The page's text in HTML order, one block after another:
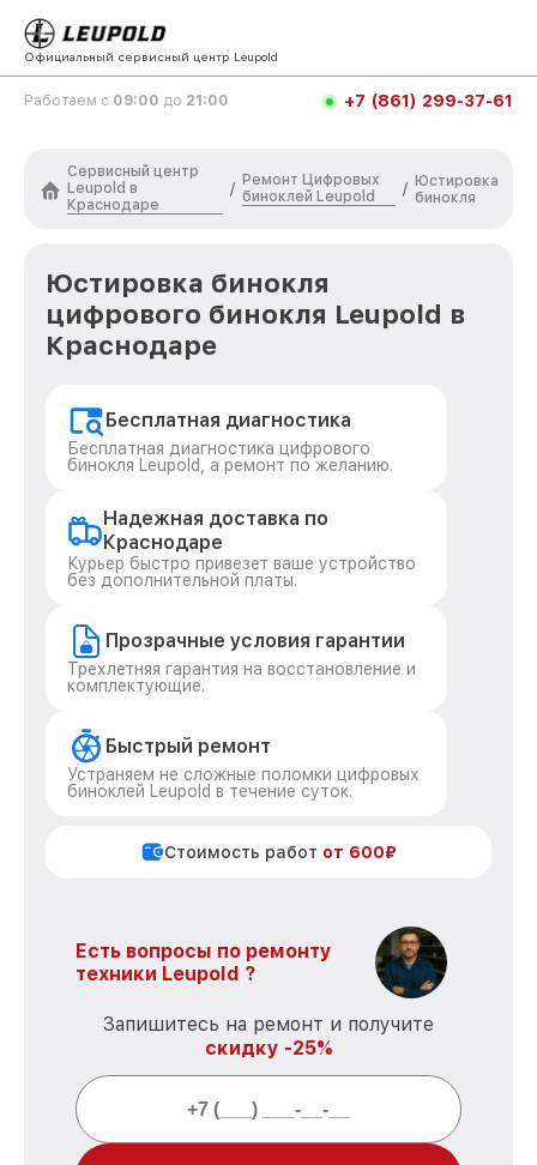
Официальный сервисный центр Leupold
Работаем с 09:00 до 21:00 +7 (861) 299-37-61
Сервисный центр
Leupold в
Краснодаре
/
Ремонт Цифровых
биноклей Leupold
/ Юстировка
бинокля
Юстировка бинокля
цифрового бинокля Leupold в
Краснодаре
Бесплатная диагностика
Бесплатная диагностика цифрового
бинокля Leupold, а ремонт по желанию.
Надежная доставка по
Краснодаре
Курьер быстро привезет ваше устройство
без дополнительной платы.
Прозрачные условия гарантии
Трехлетняя гарантия на восстановление и
комплектующие.
Быстрый ремонт
Устраняем не сложные поломки цифровых
биноклей Leupold в течение суток.
Стоимость работ от 600₽
Есть вопросы по ремонту
техники Leupold ?
Запишитесь на ремонт и получите
скидку -25%